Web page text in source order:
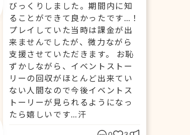
びっくりしました。期間内に知
ることができて良かったです…！
プレイしていた当時は課金が出
来ませんでしたが、微力ながら
支援させていただきます。 お恥
ずかしながら、イベントストー
リーの回収がほとんど出来てい
ない人間なので今後イベントス
トーリーが見られるようになっ
たら嬉しいです…汗